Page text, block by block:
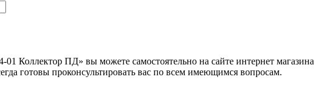
01 Коллектор ПД» вы можете самостоятельно на сайте интернет
готовы проконсультировать вас по всем имеющимся вопросам.